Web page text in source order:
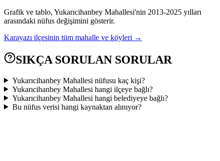
Grafik ve tablo, Yukarıcihanbey Mahallesi'nin 2013-2025 yılları
arasındaki nüfus değişimini gösterir.
Karayazı ilçesinin tüm mahalle ve köyleri →
SIKÇA SORULAN SORULAR
Yukarıcihanbey Mahallesi nüfusu kaç kişi?
Yukarıcihanbey Mahallesi hangi ilçeye bağlı?
Yukarıcihanbey Mahallesi hangi belediyeye bağlı?
Bu nüfus verisi hangi kaynaktan alınıyor?